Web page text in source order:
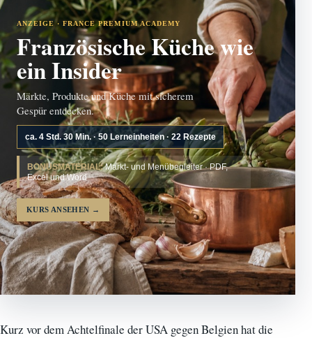
ANZEIGE · FRANCE PREMIUM ACADEMY
Französische Küche wie
ein Insider
Märkte, Produkte und Küche mit sicherem
Gespür entdecken.
ca. 4 Std. 30 Min. · 50 Lerneinheiten · 22 Rezepte
BONUSMATERIAL:Markt- und Menübegleiter · PDF,
Excel und Word
KURS ANSEHEN →
Kurz vor dem Achtelfinale der USA gegen Belgien hat die